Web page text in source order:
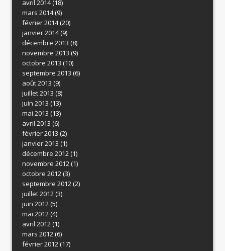
avril 2014(18)
mars 2014(9)
février 2014(20)
janvier 2014(9)
décembre 2013 (8)
novembre 2013 (9)
octobre 2013 (10)
septembre 2013 (6)
août 2013 (9)
juillet 2013 (8)
juin 2013 (13)
mai 2013 (13)
avril 2013 (6)
février 2013 (2)
janvier 2013 (1)
décembre 2012(1)
novembre 2012(1)
octobre 2012(3)
septembre 2012(2)
juillet 2012(3)
juin 2012(5)
mai 2012(4)
avril 2012(1)
mars 2012(6)
février 2012(17)